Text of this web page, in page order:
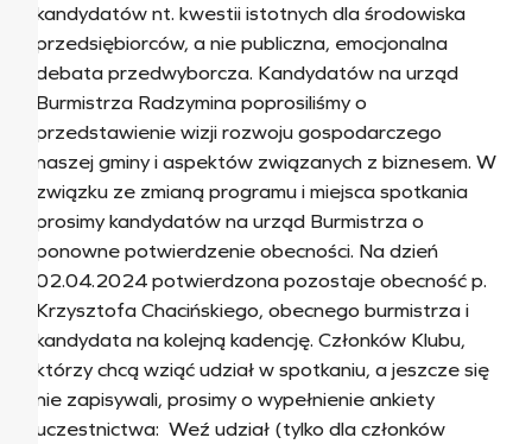
kandydatów nt. kwestii istotnych dla środowiska
przedsiębiorców, a nie publiczna, emocjonalna
debata przedwyborcza. Kandydatów na urząd
Burmistrza Radzymina poprosiliśmy o
przedstawienie wizji rozwoju gospodarczego
naszej gminy i aspektów związanych z biznesem. W
związku ze zmianą programu i miejsca spotkania
prosimy kandydatów na urząd Burmistrza o
ponowne potwierdzenie obecności. Na dzień
02.04.2024 potwierdzona pozostaje obecność p.
Krzysztofa Chacińskiego, obecnego burmistrza i
kandydata na kolejną kadencję. Członków Klubu,
którzy chcą wziąć udział w spotkaniu, a jeszcze się
nie zapisywali, prosimy o wypełnienie ankiety
uczestnictwa: Weź udział (tylko dla członków